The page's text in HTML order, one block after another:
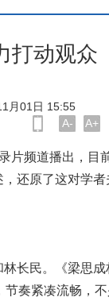
打动观众
月01日 15:55
A-
A+
频道播出，目
还原了这对学者
长民。《梁思成
奏紧凑流畅，